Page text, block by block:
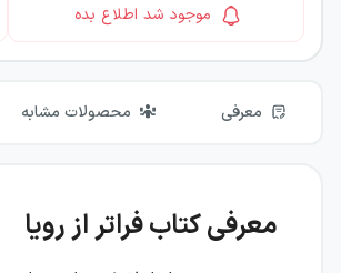
موجود شد اطلاع بده
معرفی محصولات مشابه
معرفی کتاب فراتر از رویا